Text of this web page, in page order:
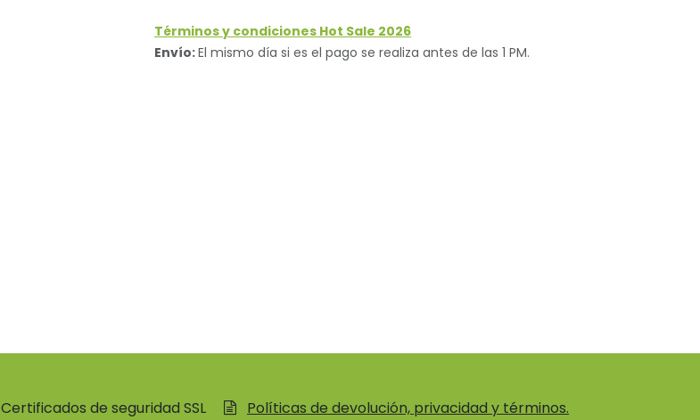
Términos y condiciones Hot Sale 2026
Envío:El mismo día si es el pago se realiza antes de las 1 PM.
Certificados de seguridad SSL Políticas de devolución, privacidad y términos.